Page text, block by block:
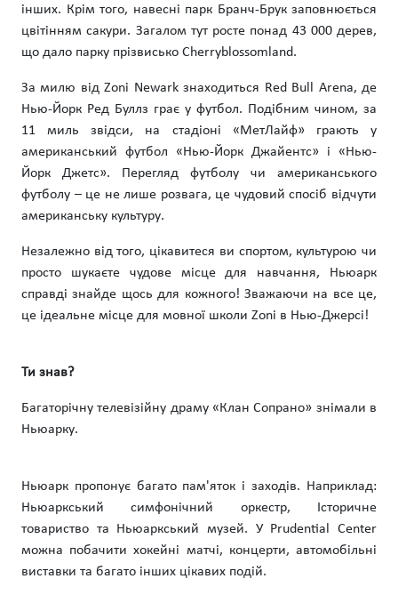
інших. Крім того, навесні парк Бранч-Брук заповнюється
цвітінням сакури. Загалом тут росте понад 43 000 дерев,
що дало парку прізвисько Cherryblossomland.
За милю від Zoni Newark знаходиться Red Bull Arena, де
Нью-Йорк Ред Буллз грає у футбол. Подібним чином, за
11 миль звідси, на стадіоні «МетЛайф» грають у
американський футбол «Нью-Йорк Джайентс» і «Нью-
Йорк Джетс». Перегляд футболу чи американського
футболу – це не лише розвага, це чудовий спосіб відчути
американську культуру.
Незалежно від того, цікавитеся ви спортом, культурою чи
просто шукаєте чудове місце для навчання, Ньюарк
справді знайде щось для кожного! Зважаючи на все це,
це ідеальне місце для мовної школи Zoni в Нью-Джерсі!
Ти знав?
Багаторічну телевізійну драму «Клан Сопрано» знімали в
Ньюарку.
Ньюарк пропонує багато пам'яток і заходів. Наприклад:
Ньюаркський симфонічний оркестр, Історичне
товариство та Ньюаркський музей. У Prudential Center
можна побачити хокейні матчі, концерти, автомобільні
виставки та багато інших цікавих подій.